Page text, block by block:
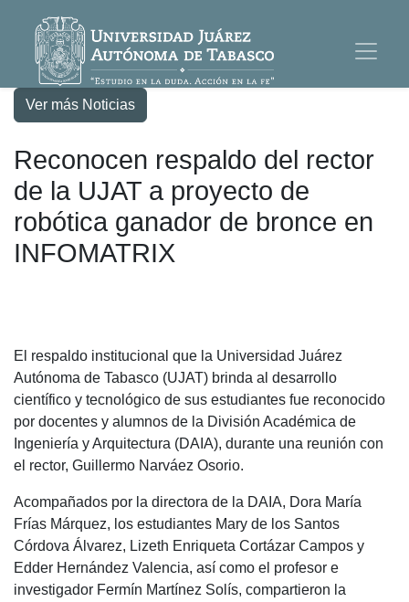
Ver más Noticias
Reconocen respaldo del rector
de la UJAT a proyecto de
robótica ganador de bronce en
INFOMATRIX
El respaldo institucional que la Universidad Juárez
Autónoma de Tabasco (UJAT) brinda al desarrollo
científico y tecnológico de sus estudiantes fue reconocido
por docentes y alumnos de la División Académica de
Ingeniería y Arquitectura (DAIA), durante una reunión con
el rector, Guillermo Narváez Osorio.
Acompañados por la directora de la DAIA, Dora María
Frías Márquez, los estudiantes Mary de los Santos
Córdova Álvarez, Lizeth Enriqueta Cortázar Campos y
Edder Hernández Valencia, así como el profesor e
investigador Fermín Martínez Solís, compartieron la